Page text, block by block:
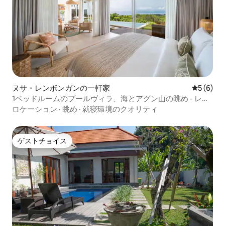
ヌサ・レンボンガンの一軒家 レビュー
5 (6)
1ベッドルームのプールヴィラ、海とアグン山の眺め - レン
ボンガン
ロケーション · 眺め · 就寝環境のクオリティ
ゲストチョイス
ゲストチョイス